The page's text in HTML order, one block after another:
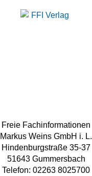
Freie Fachinformationen
Markus Weins GmbH i. L.
Hindenburgstraße 35-37
51643 Gummersbach
Telefon: 02263 8025700